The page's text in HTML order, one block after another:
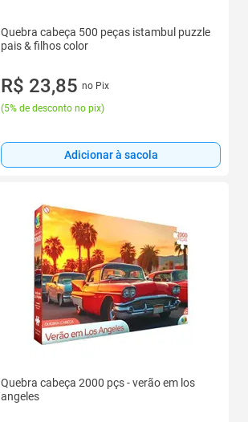
Quebra cabeça 500 peças istambul puzzle
pais & filhos color
R$ 23,85 no Pix
(5% de desconto no pix)
Adicionar à sacola
Quebra cabeça 2000 pçs - verão em los
angeles